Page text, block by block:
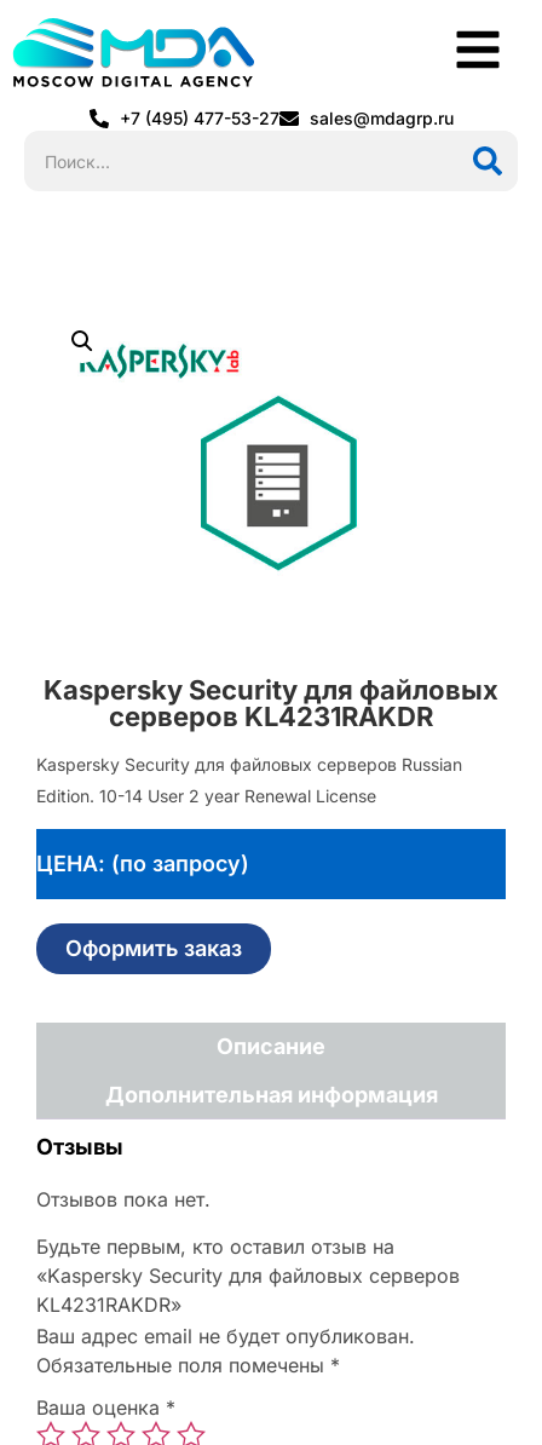
+7 (495) 477-53-27 sales@mdagrp.ru
Kaspersky Security для файловых
серверов KL4231RAKDR
Kaspersky Security для файловых серверов Russian
Edition. 10-14 User 2 year Renewal License
ЦЕНА: (по запросу)
Оформить заказ
Описание
Дополнительная информация
Отзывы
Отзывов пока нет.
Будьте первым, кто оставил отзыв на
«Kaspersky Security для файловых серверов
KL4231RAKDR»
Ваш адрес email не будет опубликован.
Обязательные поля помечены *
Ваша оценка *